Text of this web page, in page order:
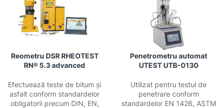
Reometru DSR RHEOTEST
RN® 5.3 advanced
Efectuează teste de bitum și
asfalt conform standardelor
obligatorii precum DIN, EN,
Penetrometru automat
UTEST UTB-0130
Utilizat pentru testul de
penetrare conform
standardelor EN 1426, ASTM